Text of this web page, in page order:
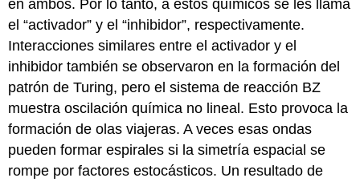
en ambos. Por lo tanto, a estos químicos se les llama
el “activador” y el “inhibidor”, respectivamente.
Interacciones similares entre el activador y el
inhibidor también se observaron en la formación del
patrón de Turing, pero el sistema de reacción BZ
muestra oscilación química no lineal. Esto provoca la
formación de olas viajeras. A veces esas ondas
pueden formar espirales si la simetría espacial se
rompe por factores estocásticos. Un resultado de